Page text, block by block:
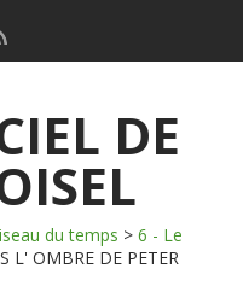
DE
du temps > 6 - Le
L' OMBRE DE PETER